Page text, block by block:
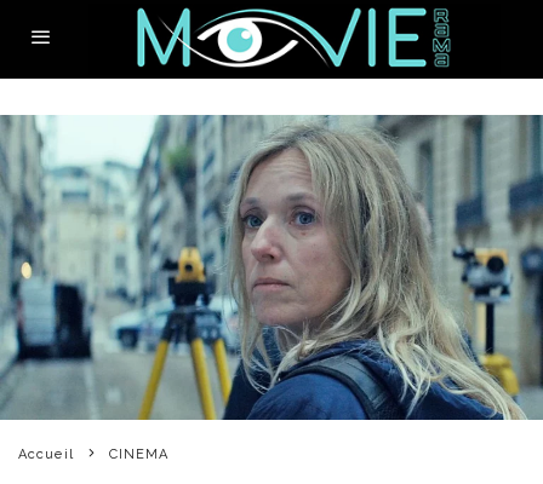
Accueil CINEMA